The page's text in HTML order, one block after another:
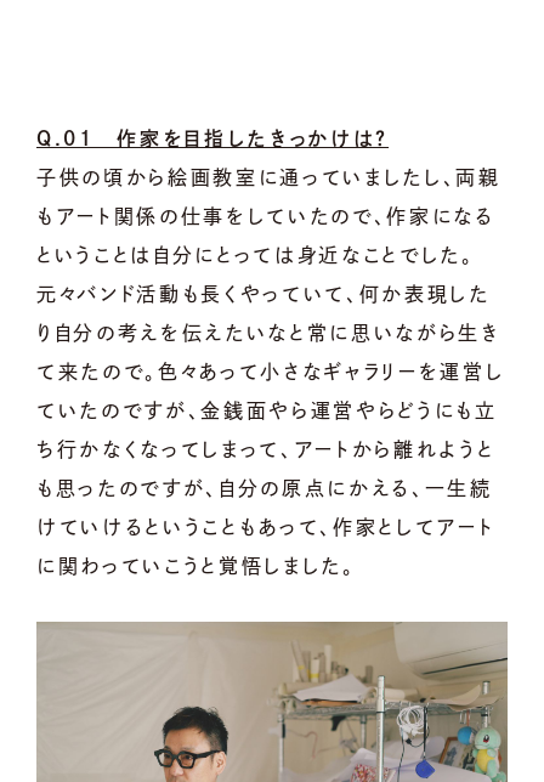
Q.01 作家を目指したきっかけは？
子供の頃から絵画教室に通っていましたし、両親
もアート関係の仕事をしていたので、作家になる
ということは自分にとっては身近なことでした。
元々バンド活動も長くやっていて、何か表現した
り自分の考えを伝えたいなと常に思いながら生き
て来たので。色々あって小さなギャラリーを運営し
ていたのですが、金銭面やら運営やらどうにも立
ち行かなくなってしまって、アートから離れようと
も思ったのですが、自分の原点にかえる、一生続
けていけるということもあって、作家としてアート
に関わっていこうと覚悟しました。